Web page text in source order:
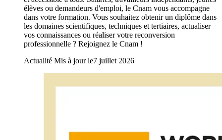
élèves ou demandeurs d'emploi, le Cnam vous accompagne
dans votre formation. Vous souhaitez obtenir un diplôme dans
les domaines scientifiques, techniques et tertiaires, actualiser
vos connaissances ou réaliser votre reconversion
professionnelle ? Rejoignez le Cnam !
Actualité Mis à jour le7 juillet 2026